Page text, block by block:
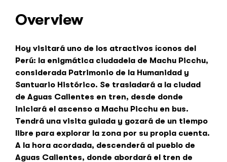
Overview
Hoy visitará uno de los atractivos íconos del
Perú: la enigmática ciudadela de Machu Picchu,
considerada Patrimonio de la Humanidad y
Santuario Histórico. Se trasladará a la ciudad
de Aguas Calientes en tren, desde donde
iniciará el ascenso a Machu Picchu en bus.
Tendrá una visita guiada y gozará de un tiempo
libre para explorar la zona por su propia cuenta.
A la hora acordada, descenderá al pueblo de
Aguas Calientes, donde abordará el tren de